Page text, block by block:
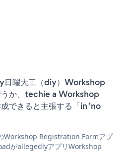
日曜大工（diy）Workshop
か、techie a Workshop
できると主張する「in 'no
Workshop Registration Formアプ
がallegedlyアプリWorkshop